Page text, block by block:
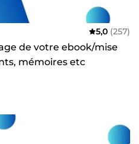
5,0 (257)
de votre ebook/mise
mémoires etc